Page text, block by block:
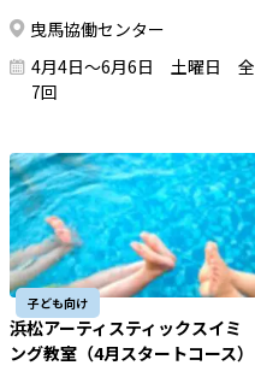
曳馬協働センター
4月4日～6月6日 土曜日 全
7回
子ども向け
浜松アーティスティックスイミ
ング教室（4月スタートコース）